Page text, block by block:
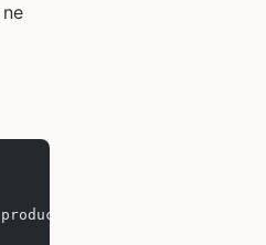
packages it as